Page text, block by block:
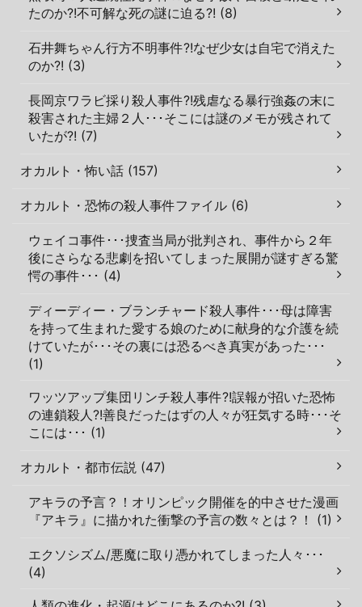
たのか?!不可解な死の謎に迫る?! (8)
石井舞ちゃん行方不明事件?!なぜ少女は自宅で消えた
のか?! (3)
長岡京ワラビ採り殺人事件?!残虐なる暴行強姦の末に
殺害された主婦２人･･･そこには謎のメモが残されて
いたが?! (7)
オカルト・怖い話 (157)
オカルト・恐怖の殺人事件ファイル (6)
ウェイコ事件･･･捜査当局が批判され、事件から２年
後にさらなる悲劇を招いてしまった展開が謎すぎる驚
愕の事件･･･ (4)
ディーディー・ブランチャード殺人事件･･･母は障害
を持って生まれた愛する娘のために献身的な介護を続
けていたが･･･その裏には恐るべき真実があった･･･
(1)
ワッツアップ集団リンチ殺人事件?!誤報が招いた恐怖
の連鎖殺人?!善良だったはずの人々が狂気する時･･･そ
こには･･･ (1)
オカルト・都市伝説 (47)
アキラの予言？！オリンピック開催を的中させた漫画
『アキラ』に描かれた衝撃の予言の数々とは？！ (1)
エクソシズム/悪魔に取り憑かれてしまった人々･･･
(4)